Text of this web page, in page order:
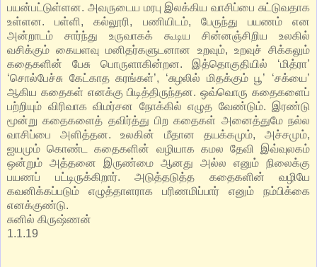
பயன்பட்டுள்ளன. அவருடைய மரபு இலக்கிய வாசிப்பை சுட்டுவதாக
உள்ளன. பள்ளி, கல்லூரி, பணியிடம், பேருந்து பயணம் என
அன்றாடம் சார்ந்து உருவாகக் கூடிய சின்னஞ்சிறிய உலகில்
வசிக்கும் கையளவு மனிதர்களுடனான உறவும், உறவுச் சிக்கலும்
கதைகளின் பேசு பொருளாகின்றன. இத்தொகுதியில் ‘மித்ரா’
‘சொல்பேச்சு கேட்காத கரங்கள்’, ‘சுழலில் மிதக்கும் பூ’ ‘சக்யை’
ஆகிய கதைகள் எனக்கு பிடித்திருந்தன. ஒவ்வொரு கதைகளைப்
பற்றியும் விரிவாக விமர்சன நோக்கில் எழுத வேண்டும். இரண்டு
மூன்று கதைகளைத் தவிர்த்து பிற கதைகள் அனைத்துமே நல்ல
வாசிப்பை அளித்தன. உலகின் மீதான தயக்கமும், அச்சமும்,
ஐயமும் கொண்ட கதைகளின் வழியாக கமல தேவி இவ்வுலகம்
ஒன்றும் அத்தனை இருண்மை ஆனது அல்ல எனும் நிலைக்கு
பயணப் பட்டிருக்கிறார். அடுத்தடுத்த கதைகளின் வழியே
கவனிக்கப்படும் எழுத்தாளராக பரிணமிப்பார் எனும் நம்பிக்கை
எனக்குண்டு.
சுனில் கிருஷ்ணன்
1.1.19